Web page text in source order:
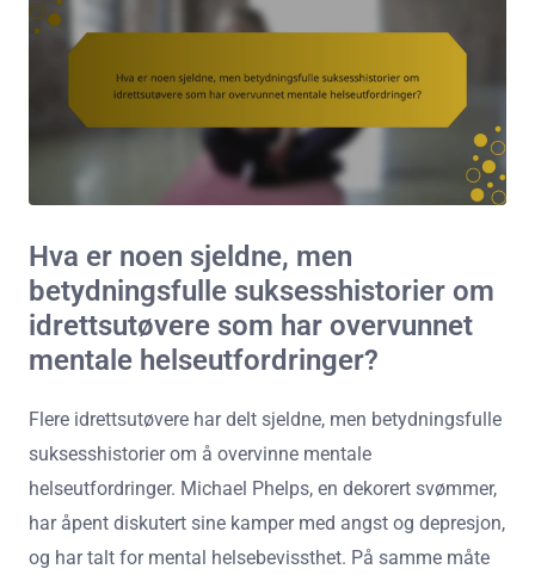
Hva er noen sjeldne, men
betydningsfulle suksesshistorier om
idrettsutøvere som har overvunnet
mentale helseutfordringer?
Flere idrettsutøvere har delt sjeldne, men betydningsfulle
suksesshistorier om å overvinne mentale
helseutfordringer. Michael Phelps, en dekorert svømmer,
har åpent diskutert sine kamper med angst og depresjon,
og har talt for mental helsebevissthet. På samme måte